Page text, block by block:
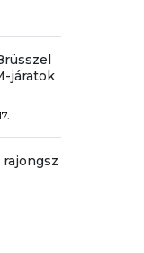
járatok
rajongsz